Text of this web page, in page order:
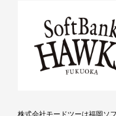
株式会社モードツーは福岡ソ